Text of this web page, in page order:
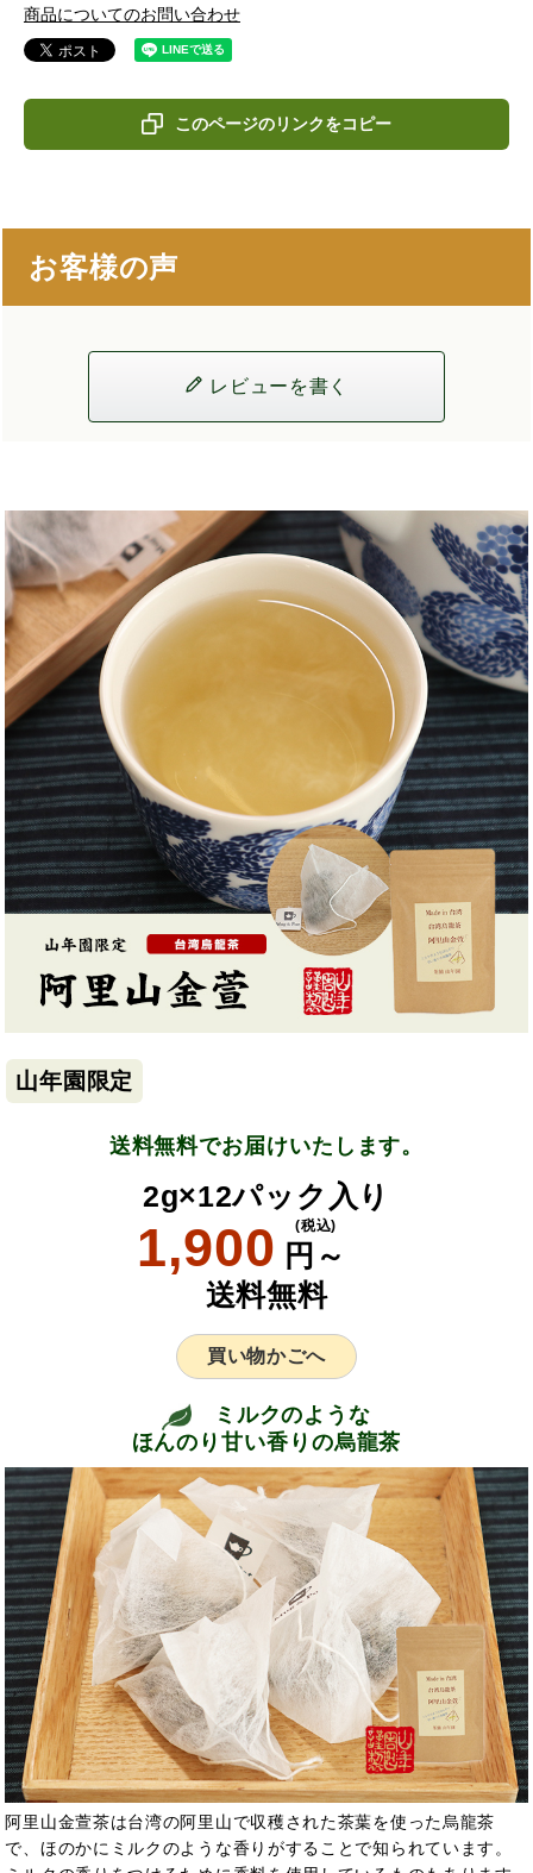
商品についてのお問い合わせ
このページのリンクをコピー
お客様の声
レビューを書く
山年園限定
送料無料でお届けいたします。
2g×12パック入り
1,900 円～
(税込)
送料無料
買い物かごへ
ミルクのような
ほんのり甘い香りの烏龍茶
阿里山金萱茶は台湾の阿里山で収穫された茶葉を使った烏龍茶
で、ほのかにミルクのような香りがすることで知られています。